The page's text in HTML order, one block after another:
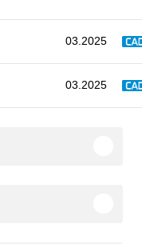
03.2025
03.2025